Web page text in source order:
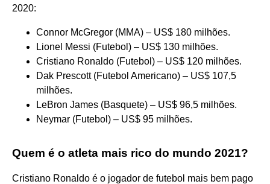
2020:
Connor McGregor (MMA) – US$ 180 milhões.
Lionel Messi (Futebol) – US$ 130 milhões.
Cristiano Ronaldo (Futebol) – US$ 120 milhões.
Dak Prescott (Futebol Americano) – US$ 107,5
milhões.
LeBron James (Basquete) – US$ 96,5 milhões.
Neymar (Futebol) – US$ 95 milhões.
Quem é o atleta mais rico do mundo 2021?
Cristiano Ronaldo é o jogador de futebol mais bem pago